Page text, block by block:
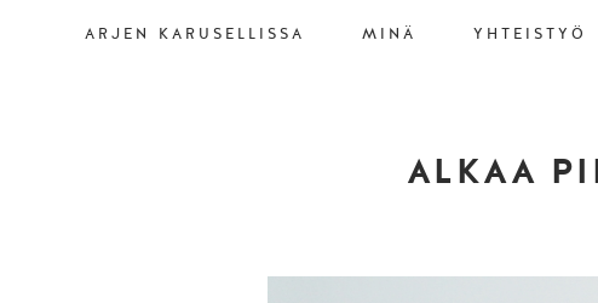
ARJEN KARUSELLISSA MINÄ YHTEISTYÖ
ALKAA